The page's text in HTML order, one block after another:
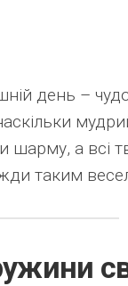
день –
шарму, а всі
таким